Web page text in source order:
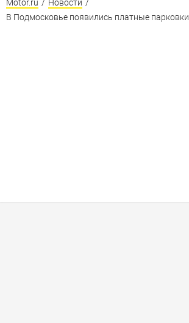
Motor.ru / Новости /
В Подмосковье появились платные парковки